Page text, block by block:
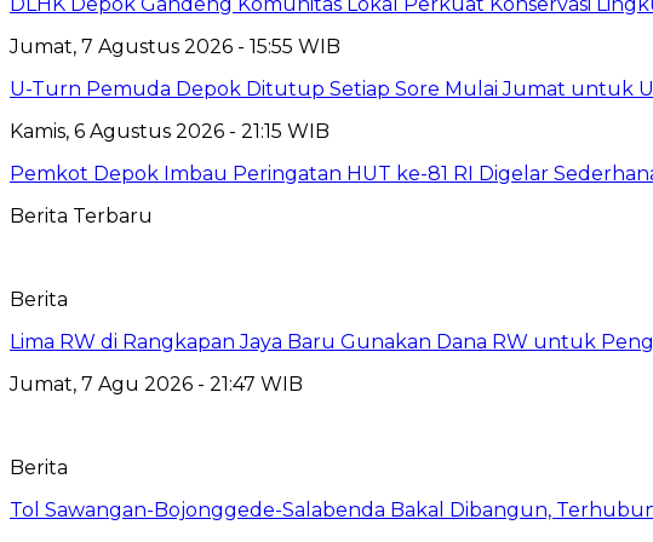
DLHK Depok Gandeng Komunitas Lokal Perkuat Konservasi
Jumat, 7 Agustus 2026 - 15:55 WIB
U-Turn Pemuda Depok Ditutup Setiap Sore Mulai Jumat untuk
Kamis, 6 Agustus 2026 - 21:15 WIB
Pemkot Depok Imbau Peringatan HUT ke-81 RI Digelar
Berita Terbaru
Berita
Lima RW di Rangkapan Jaya Baru Gunakan Dana RW untuk
Jumat, 7 Agu 2026 - 21:47 WIB
Berita
Tol Sawangan-Bojonggede-Salabenda Bakal Dibangun,